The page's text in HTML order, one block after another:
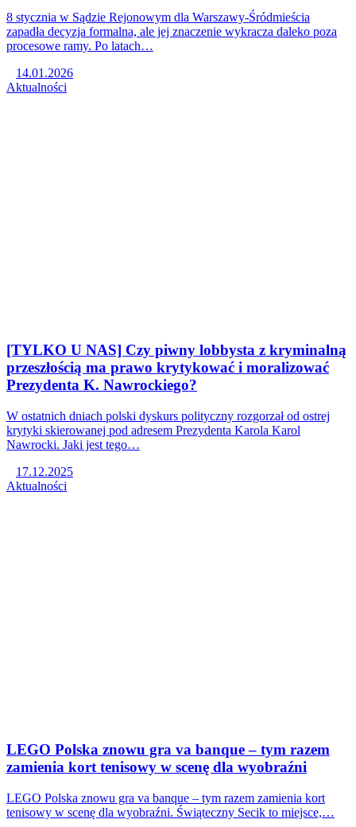
8 stycznia w Sądzie Rejonowym dla Warszawy-Śródmieścia
zapadła decyzja formalna, ale jej znaczenie wykracza daleko poza
procesowe ramy. Po latach…
14.01.2026
Aktualności
[TYLKO U NAS] Czy piwny lobbysta z kryminalną
przeszłością ma prawo krytykować i moralizować
Prezydenta K. Nawrockiego?
W ostatnich dniach polski dyskurs polityczny rozgorzał od ostrej
krytyki skierowanej pod adresem Prezydenta Karola Karol
Nawrocki. Jaki jest tego…
17.12.2025
Aktualności
LEGO Polska znowu gra va banque – tym razem
zamienia kort tenisowy w scenę dla wyobraźni
LEGO Polska znowu gra va banque – tym razem zamienia kort
tenisowy w scenę dla wyobraźni. Świąteczny Secik to miejsce,…